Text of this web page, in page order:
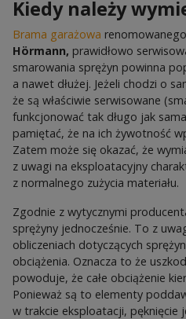
Kiedy należy
Brama garażowa
Hörmann, prawidłowo
smarowania sprężyn powinna
a nawet dłużej. Jeżeli chodzi o
że są właściwie serwisowane
funkcjonować tak długo jak
pamiętać, że na ich żywotność
Zatem może się okazać, że
z uwagi na eksploatacyjny
z normalnego zużycia materiału.
Zgodnie z wytycznymi
sprężyny jednocześnie. To z
obliczeniach dotyczących
obciążenia. Oznacza to że
powoduje, że całe obciążenie
Ponieważ są to elementy
w trakcie eksploatacji, pęknięcie